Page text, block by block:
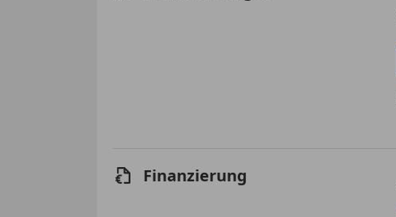
Finanzierung